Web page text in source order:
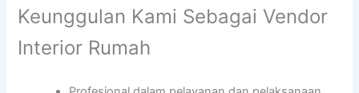
Keunggulan Kami Sebagai Vendor
Interior Rumah